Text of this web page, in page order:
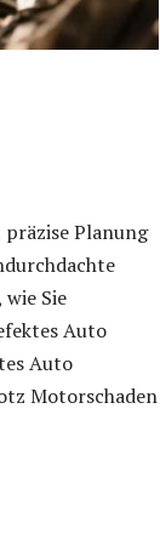
Planung
Sie
Auto
Auto
Motorschaden